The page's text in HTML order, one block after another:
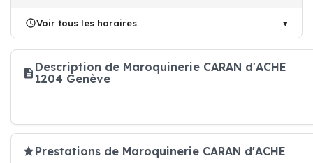
Voir tous les horaires
Description de Maroquinerie CARAN d'ACHE
1204 Genève
Prestations de Maroquinerie CARAN d'ACHE